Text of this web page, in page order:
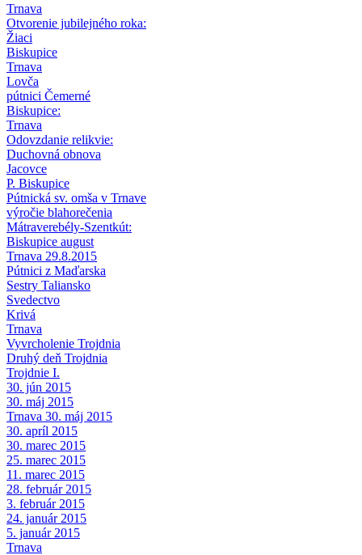
Trnava
Otvorenie jubilejného roka:
Žiaci
Biskupice
Trnava
Lovča
pútnici Čemerné
Biskupice:
Trnava
Odovzdanie relikvie:
Duchovná obnova
Jacovce
P. Biskupice
Pútnická sv. omša v Trnave
výročie blahorečenia
Mátraverebély-Szentkút:
Biskupice august
Trnava 29.8.2015
Pútnici z Maďarska
Sestry Taliansko
Svedectvo
Krivá
Trnava
Vyvrcholenie Trojdnia
Druhý deň Trojdnia
Trojdnie I.
30. jún 2015
30. máj 2015
Trnava 30. máj 2015
30. apríl 2015
30. marec 2015
25. marec 2015
11. marec 2015
28. február 2015
3. február 2015
24. január 2015
5. január 2015
Trnava